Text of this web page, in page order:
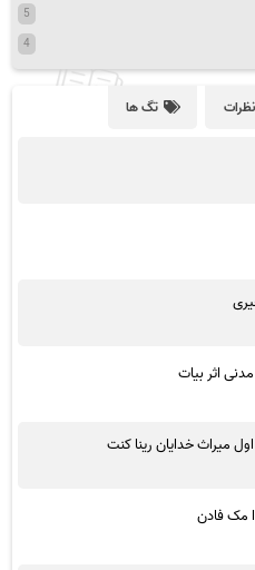
5
4
نظرات تگ ها
اثر بیات
میراث خدایان رینا کنت
مک فادن